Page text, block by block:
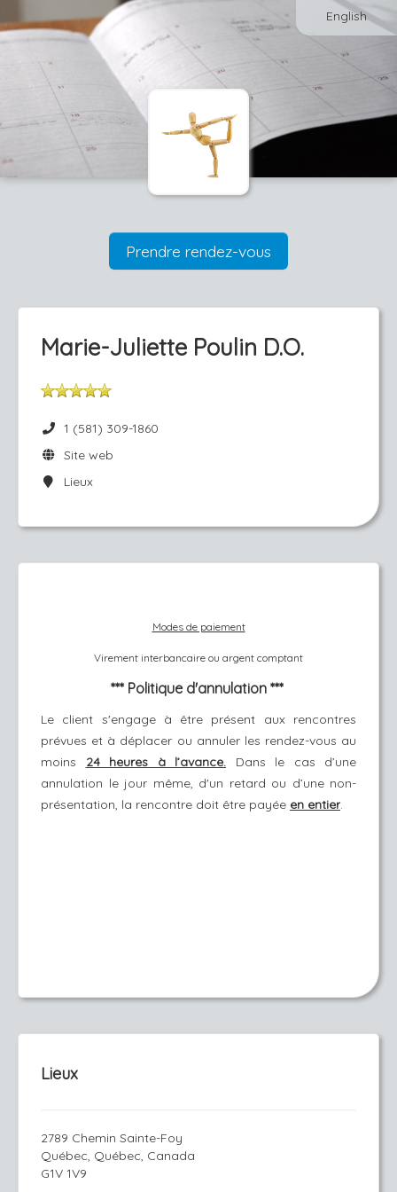
English
Prendre rendez-vous
Marie-Juliette Poulin D.O.
1 (581) 309-1860
Site web
Lieux
Modes de paiement
Virement interbancaire ou argent comptant
*** Politique d'annulation ***
Le client s'engage à être présent aux rencontres
prévues et à déplacer ou annuler les rendez-vous au
moins 24 heures à l’avance. Dans le cas d’une
annulation le jour même, d'un retard ou d’une non-
présentation, la rencontre doit être payée en entier.
Lieux
2789 Chemin Sainte-Foy
Québec, Québec, Canada
G1V 1V9